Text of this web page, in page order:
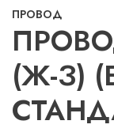
ПРОВОД
(Ж-З)